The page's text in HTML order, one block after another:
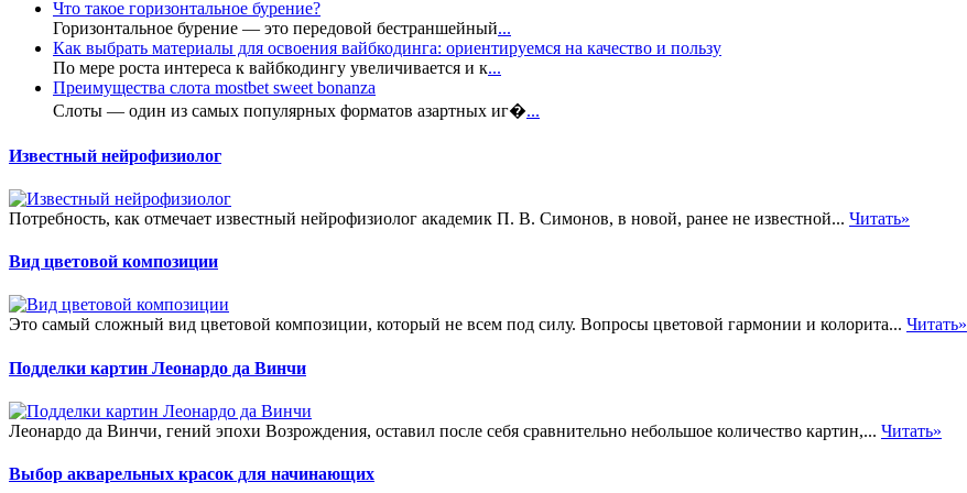
Что такое горизонтальное бурение?
Горизонтальное бурение — это передовой бестраншейный...
Как выбрать материалы для освоения вайбкодинга: ориентируемся на качество и пользу
По мере роста интереса к вайбкодингу увеличивается и к...
Преимущества слота mostbet sweet bonanza
Слоты — один из самых популярных форматов азартных иг�...
Известный нейрофизиолог
Потребность, как отмечает известный нейрофизиолог академик П. В. Симонов, в новой, ранее не известной... Читать»
Вид цветовой композиции
Это самый сложный вид цветовой композиции, который не всем под силу. Вопросы цветовой гармонии и колорита... Читать»
Подделки картин Леонардо да Винчи
Леонардо да Винчи, гений эпохи Возрождения, оставил после себя сравнительно небольшое количество картин,... Читать»
Выбор акварельных красок для начинающих